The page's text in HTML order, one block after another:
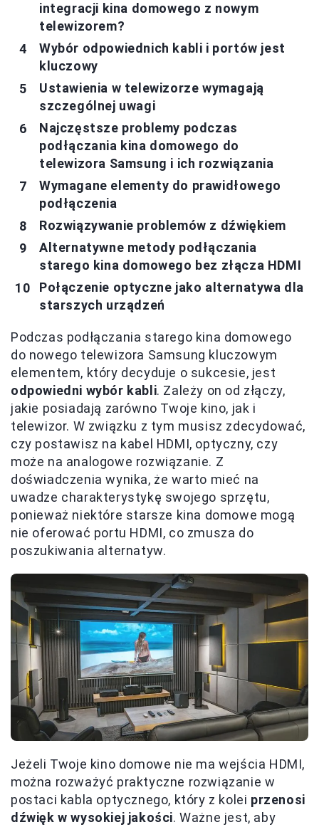
integracji kina domowego z nowym
telewizorem?
Wybór odpowiednich kabli i portów jest
kluczowy
Ustawienia w telewizorze wymagają
szczególnej uwagi
Najczęstsze problemy podczas
podłączania kina domowego do
telewizora Samsung i ich rozwiązania
Wymagane elementy do prawidłowego
podłączenia
Rozwiązywanie problemów z dźwiękiem
Alternatywne metody podłączania
starego kina domowego bez złącza HDMI
Połączenie optyczne jako alternatywa dla
starszych urządzeń
Podczas podłączania starego kina domowego
do nowego telewizora Samsung kluczowym
elementem, który decyduje o sukcesie, jest
odpowiedni wybór kabli. Zależy on od złączy,
jakie posiadają zarówno Twoje kino, jak i
telewizor. W związku z tym musisz zdecydować,
czy postawisz na kabel HDMI, optyczny, czy
może na analogowe rozwiązanie. Z
doświadczenia wynika, że warto mieć na
uwadze charakterystykę swojego sprzętu,
ponieważ niektóre starsze kina domowe mogą
nie oferować portu HDMI, co zmusza do
poszukiwania alternatyw.
Jeżeli Twoje kino domowe nie ma wejścia HDMI,
można rozważyć praktyczne rozwiązanie w
postaci kabla optycznego, który z kolei przenosi
dźwięk w wysokiej jakości. Ważne jest, aby